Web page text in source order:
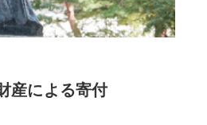
産による寄付